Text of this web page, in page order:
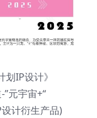
IP设计》
元宇宙+“
计衍生产品)